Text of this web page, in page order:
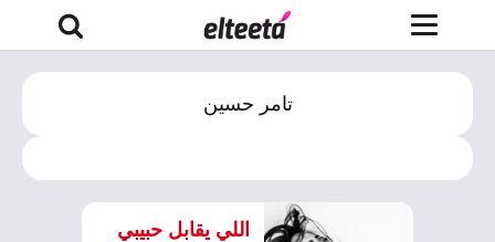
تامر حسين
اللي يقابل حبيبي